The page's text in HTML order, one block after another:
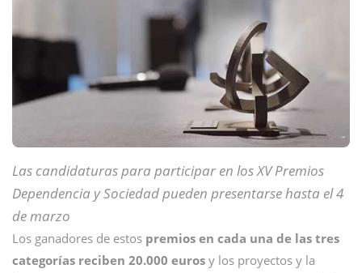
Las candidaturas para participar en los XV Premios
Dependencia y Sociedad pueden presentarse hasta el 4
de marzo
Los ganadores de estos premios en cada una de las tres
categorías reciben 20.000 euros y los proyectos y la